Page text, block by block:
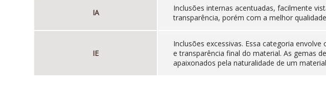
IA
Inclusões internas acentuadas, facilmente
transparência, porém com a melhor
IE
Inclusões excessivas. Essa categoria
e transparência final do material. As gemas
apaixonados pela naturalidade de um